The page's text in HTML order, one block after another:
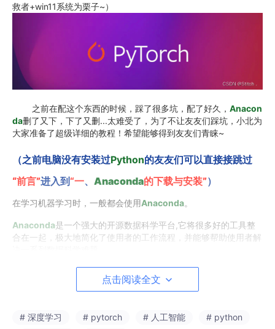
救者+win11系统为栗子~）
之前在配这个东西的时候，踩了很多坑，配了好久， Anacon
da删了又下，下了又删...太难受了，为了不让友友们踩坑，小北为
大家准备了超级详细的教程！希望能够得到友友们青睐~
（之前电脑没有安装过Python的友友们可以直接接跳过
“前言”进入到 “一、 Anaconda的下载与安装”）
在学习机器学习时，一般都会使用Anaconda。
Anaconda是一个强大的开源数据科学平台,它将很多好的工具整
合在一起，极大地简化了使用者的工作流程，并能够帮助使用者解
有小伙伴纠结先安装python还是安装
，这边的建议是
，就不需要单独装python了，因为
点击阅读全文
# 深度学习 # pytorch # 人工智能
# python